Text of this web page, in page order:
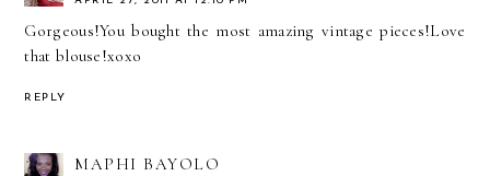
Gorgeous!You bought the most amazing vintage pieces!Love
that blouse!xoxo
REPLY
MAPHI BAYOLO